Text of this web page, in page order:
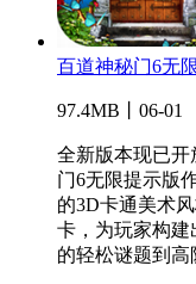
百道神秘门6无
97.4MB丨06-01
全新版本现已
门6无限提示版
的3D卡通美术
卡，为玩家构建
的轻松谜题到高